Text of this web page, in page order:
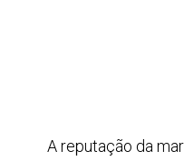
A reputação da